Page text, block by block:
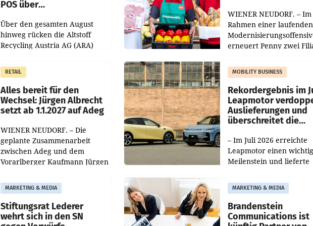
POS über
Über den gesamten August
hinweg rücken die Altstoff
Recycling Austria AG (ARA)
Müller die Initiative „Kreislauf-
Helden“ in allen
österreichischen Müller-Filialen
WIENER NEUDORF. – Im
Rahmen einer laufenden
erneuert Penny zwei
Die beiden Standorte
Haag sowie im rund
RETAIL
Alles bereit für den
Wechsel: Jürgen Albrecht
setzt ab 1.1.2027 auf Adeg
WIENER NEUDORF. – Die
geplante Zusammenarbeit
zwischen Adeg und dem
Vorarlberger Kaufmann Jürgen
freigegeben: Die
Bundeswettbewerbsbehörde
und der Bundeskartellanwalt
MOBILITY BUSINESS
Rekordergebnis im
Leapmotor
Auslieferungen und
überschreitet die
– Im Juli 2026 erreichte
Leapmotor einen
Meilenstein und lieferte
aus, womit sich das
gegenüber Juli 2025
verdoppelte (+102
MARKETING & MEDIA
Stiftungsrat Lederer
wehrt sich in den SN
MARKETING & MEDIA
Brandenstein
Communications ist